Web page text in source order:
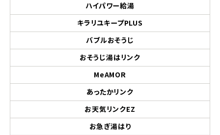
ハイパワー給湯
キラリユキープPLUS
バブルおそうじ
おそうじ湯はリンク
MeAMOR
あったかリンク
お天気リンクEZ
お急ぎ湯はり